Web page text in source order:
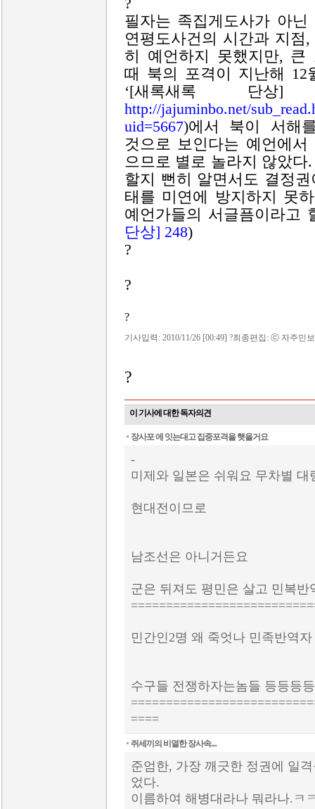
필자는 족집게도사가 아닌
연평도사건의 시간과 지점
히 예언하지 못했지만, 큰
때 북의 포격이 지난해 12
‘[새록새록 단상]
http://jajuminbo.net/
uid=5667)에서 북이 서해
것으로 보인다는 예언에서
으므로 별로 놀라지 않았다
할지 뻔히 알면서도 결정
태를 미연에 방지하지 못
예언가들의 서글픔이라고
단상] 248)
?
?
?
기사입력: 2010/11/26 [00:49] ?최종편집: ⓒ 자주민보
?
이 기사에 대한 독자의견
장사포 에 잇는대고 집중포격을 햇을거요
-
미제와 일본은 쉬워요 무차별
현대전이므로
남조선은 아니거든요
군은 뒤져도 평민은 살고 민복반
민간인2명 왜 죽엇나 민족반역
수구들 전쟁하자는놈들 등등등
====
쥐세끼의 비열한 장사속....
준엄한, 가장 깨긋한 정권에 일
었다.
이름하여 해병대라나 뭐라나.ㅋ